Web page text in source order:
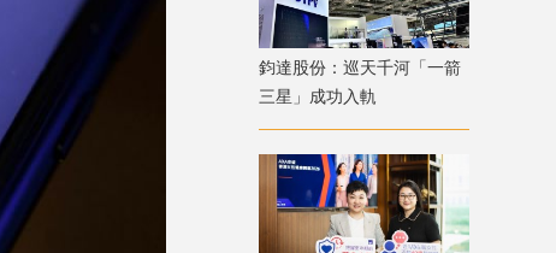
鈞達股份：巡天千河「一箭
三星」成功入軌